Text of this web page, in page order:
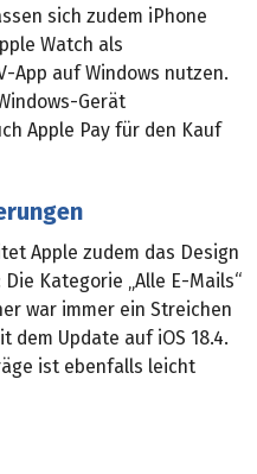
sich zudem iPhone
Watch als
App auf Windows nutzen.
Gerät
Apple Pay für den Kauf
Apple zudem das Design
Kategorie „Alle E-Mails“
war immer ein Streichen
Update auf iOS 18.4.
ist ebenfalls leicht